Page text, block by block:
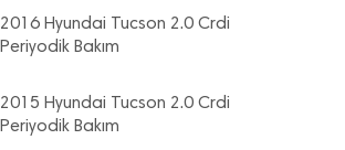
2016 Hyundai Tucson 2.0 Crdi
Periyodik Bakım
2015 Hyundai Tucson 2.0 Crdi
Periyodik Bakım